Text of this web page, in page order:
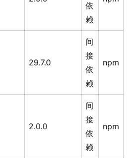
依
赖
29.7.0
间
接
依
赖
npm
2.0.0
间
接
依
赖
npm